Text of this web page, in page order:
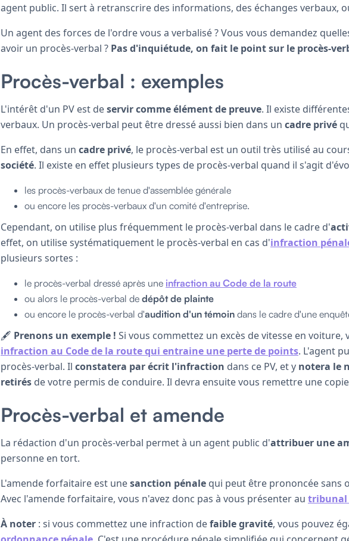
agent public. Il sert à retranscrire des informations, des échanges verbaux,
Un agent des forces de l'ordre vous a verbalisé ? Vous vous demandez
avoir un procès-verbal ? Pas d'inquiétude, on fait le point sur le procès-
Procès-verbal : exemples
L'intérêt d'un PV est deservir comme élément de preuve. Il existe
verbaux. Un procès-verbal peut être dressé aussi bien dans un cadre privé
En effet, dans un cadre privé, le procès-verbal est un outil très utilisé au
société. Il existe en effet plusieurs types de procès-verbal quand il s'agit
les procès-verbaux de tenue d'assemblée générale
ou encore les procès-verbaux d'un comité d'entreprise.
Cependant, on utilise plus fréquemment le procès-verbal dans le cadre d'
effet, on utilise systématiquement le procès-verbal en cas d'infraction
plusieurs sortes :
le procès-verbal dressé après une infraction au Code de la route
ou alors le procès-verbal de dépôt de plainte
ou encore le procès-verbal d'audition d'un témoin dans le cadre d'une
🖋 Prenons un exemple ! Si vous commettez un excès de vitesse en voiture,
infraction au Code de la route qui entraine une perte de points. L'agent
procès-verbal. Il constatera par écrit l'infraction dans ce PV, et y notera le
retirés de votre permis de conduire. Il devra ensuite vous remettre une
Procès-verbal et amende
La rédaction d'un procès-verbal permet à un agent public d'attribuer une
personne en tort.
L'amende forfaitaire est unesanction pénale qui peut être prononcée sans
Avec l'amende forfaitaire, vous n'avez donc pas à vous présenter au tribunal
À noter : si vous commettez une infraction defaible gravité, vous pouvez